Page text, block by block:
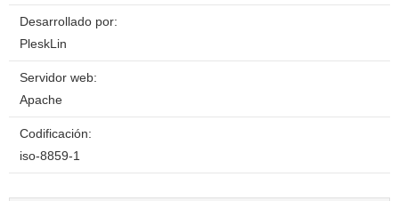
Desarrollado por:
PleskLin
Servidor web:
Apache
Codificación:
iso-8859-1